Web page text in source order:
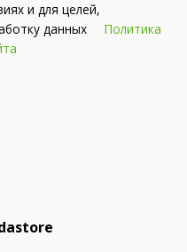
и для целей,
данных Политика